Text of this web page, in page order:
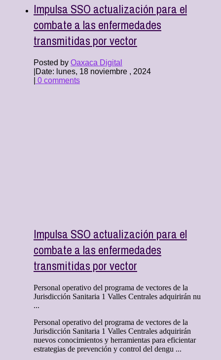
Impulsa SSO actualización para el
combate a las enfermedades
transmitidas por vector
Posted by Oaxaca Digital
Date: lunes, 18 noviembre , 2024
0 comments
Impulsa SSO actualización para el
combate a las enfermedades
transmitidas por vector
Personal operativo del programa de vectores de la
Jurisdicción Sanitaria 1 Valles Centrales adquirirán nu
...
Personal operativo del programa de vectores de la
Jurisdicción Sanitaria 1 Valles Centrales adquirirán
nuevos conocimientos y herramientas para eficientar
estrategias de prevención y control del dengu ...